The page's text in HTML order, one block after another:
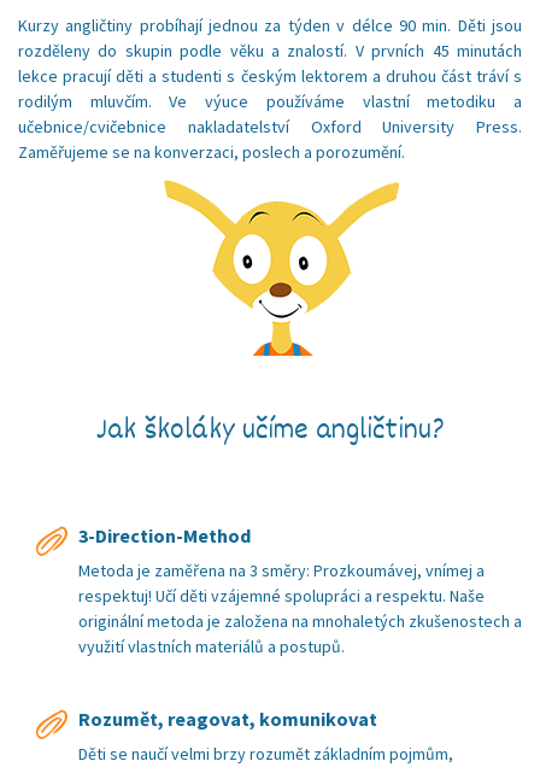
Kurzy angličtiny probíhají jednou za týden v délce 90 min. Děti jsou
rozděleny do skupin podle věku a znalostí. V prvních 45 minutách
lekce pracují děti a studenti s českým lektorem a druhou část tráví s
rodilým mluvčím. Ve výuce používáme vlastní metodiku a
učebnice/cvičebnice nakladatelství Oxford University Press.
Zaměřujeme se na konverzaci, poslech a porozumění.
Jak školáky učíme angličtinu?
3-Direction-Method
Metoda je zaměřena na 3 směry: Prozkoumávej, vnímej a
respektuj! Učí děti vzájemné spolupráci a respektu. Naše
originální metoda je založena na mnohaletých zkušenostech a
využití vlastních materiálů a postupů.
Rozumět, reagovat, komunikovat
Děti se naučí velmi brzy rozumět základním pojmům,